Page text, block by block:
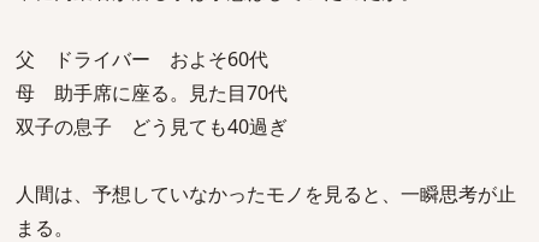
父 ドライバー およそ60代
母 助手席に座る。見た目70代
双子の息子 どう見ても40過ぎ
人間は、予想していなかったモノを見ると、一瞬思考が止
まる。